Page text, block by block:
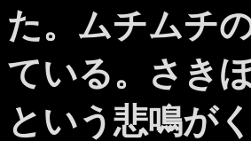
た。ムチムチ
ている。さき
という悲鳴が